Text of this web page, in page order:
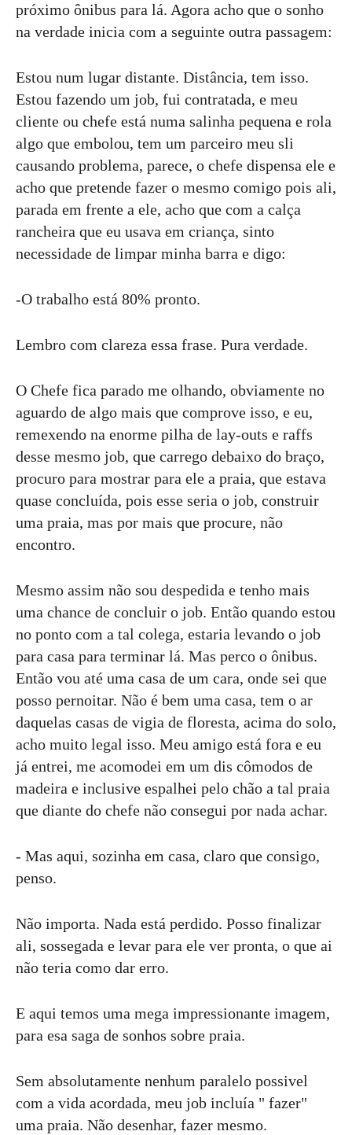
próximo ônibus para lá. Agora acho que o sonho
na verdade inicia com a seguinte outra passagem:
Estou num lugar distante. Distância, tem isso.
Estou fazendo um job, fui contratada, e meu
cliente ou chefe está numa salinha pequena e rola
algo que embolou, tem um parceiro meu sli
causando problema, parece, o chefe dispensa ele e
acho que pretende fazer o mesmo comigo pois ali,
parada em frente a ele, acho que com a calça
rancheira que eu usava em criança, sinto
necessidade de limpar minha barra e digo:
-O trabalho está 80% pronto.
Lembro com clareza essa frase. Pura verdade.
O Chefe fica parado me olhando, obviamente no
aguardo de algo mais que comprove isso, e eu,
remexendo na enorme pilha de lay-outs e raffs
desse mesmo job, que carrego debaixo do braço,
procuro para mostrar para ele a praia, que estava
quase concluída, pois esse seria o job, construir
uma praia, mas por mais que procure, não
encontro.
Mesmo assim não sou despedida e tenho mais
uma chance de concluir o job. Então quando estou
no ponto com a tal colega, estaria levando o job
para casa para terminar lá. Mas perco o ônibus.
Então vou até uma casa de um cara, onde sei que
posso pernoitar. Não é bem uma casa, tem o ar
daquelas casas de vigia de floresta, acima do solo,
acho muito legal isso. Meu amigo está fora e eu
já entrei, me acomodei em um dis cômodos de
madeira e inclusive espalhei pelo chão a tal praia
que diante do chefe não consegui por nada achar.
- Mas aqui, sozinha em casa, claro que consigo,
penso.
Não importa. Nada está perdido. Posso finalizar
ali, sossegada e levar para ele ver pronta, o que ai
não teria como dar erro.
E aqui temos uma mega impressionante imagem,
para esa saga de sonhos sobre praia.
Sem absolutamente nenhum paralelo possivel
com a vida acordada, meu job incluía " fazer"
uma praia. Não desenhar, fazer mesmo.